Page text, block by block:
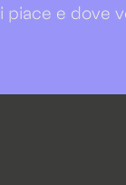
piace e dove